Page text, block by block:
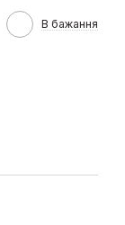
В бажання